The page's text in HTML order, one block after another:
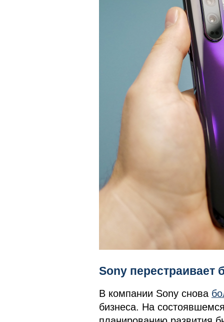
Sony перестраивает
В компании Sony снова
бизнеса. На